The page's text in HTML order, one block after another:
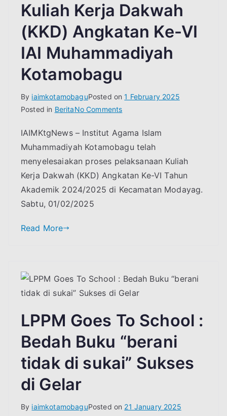
Kuliah Kerja Dakwah
(KKD) Angkatan Ke-VI
IAI Muhammadiyah
Kotamobagu
By iaimkotamobaguPosted on1 February 2025
Posted in BeritaNo Commentson
Mahasiswa
Kuliah
Kerja
Dakwah
(KKD)
IAIMKtgNews – Institut Agama Islam
Muhammadiyah Kotamobagu telah
menyelesaiakan proses pelaksanaan Kuliah
Kerja Dakwah (KKD) Angkatan Ke-VI Tahun
Akademik 2024/2025 di Kecamatan Modayag.
Sabtu, 01/02/2025
Read More
LPPM Goes To School :
Bedah Buku “berani
tidak di sukai” Sukses
di Gelar
By iaimkotamobaguPosted on 21 January 2025